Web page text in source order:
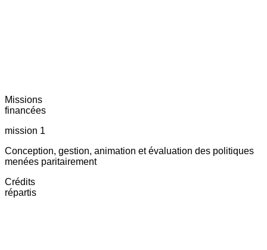
Missions
financées
mission 1
Conception, gestion, animation et évaluation des politiques
menées paritairement
Crédits
répartis